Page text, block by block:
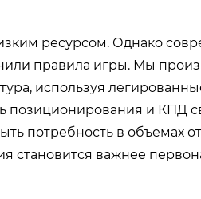
ресурсом. Однако
правила игры. Мы
используя
позиционирования и КПД
потребность в объемах
становится важнее